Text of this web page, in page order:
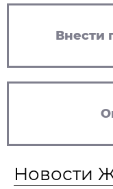
Внести
Новости